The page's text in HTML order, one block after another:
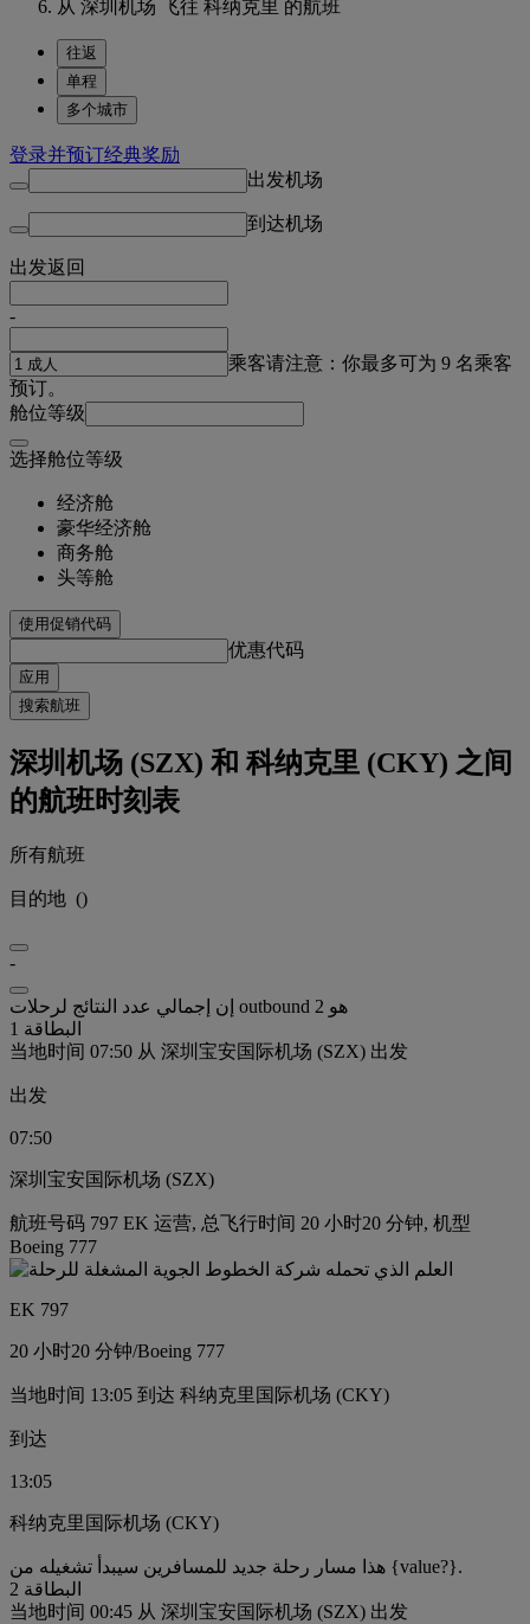
从 深圳机场 飞往 科纳克里 的航班
往返
单程
多个城市
登录并预订经典奖励
出发机场
到达机场
出发返回
-
乘客请注意：你最多可为 9 名乘客
预订。
舱位等级
选择舱位等级
经济舱
豪华经济舱
商务舱
头等舱
使用促销代码
优惠代码
应用
搜索航班
深圳机场 (SZX) 和 科纳克里 (CKY) 之间
的航班时刻表
所有航班
目的地 ()
-
إن إجمالي عدد النتائج لرحلات outbound هو 2
البطاقة 1
当地时间 07:50 从 深圳宝安国际机场 (SZX) 出发
出发
07:50
深圳宝安国际机场 (SZX)
航班号码 797 EK 运营, 总飞行时间 20 小时20 分钟, 机型
Boeing 777
EK 797
20 小时20 分钟/Boeing 777
当地时间 13:05 到达 科纳克里国际机场 (CKY)
到达
13:05
科纳克里国际机场 (CKY)
هذا مسار رحلة جديد للمسافرين سيبدأ تشغيله من {value?}.
البطاقة 2
当地时间 00:45 从 深圳宝安国际机场 (SZX) 出发